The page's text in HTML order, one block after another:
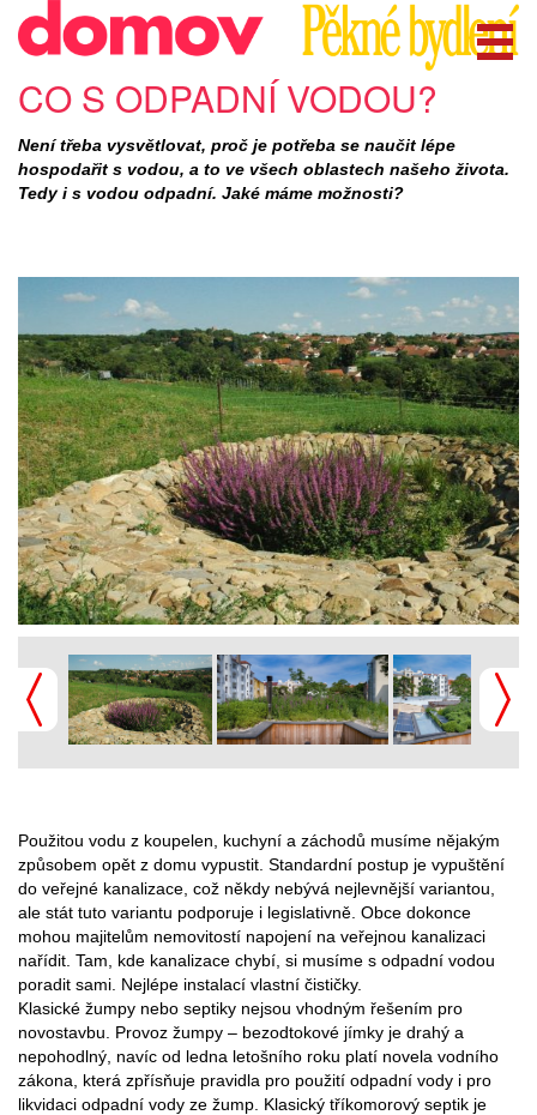
CO S ODPADNÍ VODOU?
Není třeba vysvětlovat, proč je potřeba se naučit lépe
hospodařit s vodou, a to ve všech oblastech našeho života.
Tedy i s vodou odpadní. Jaké máme možnosti?
Použitou vodu z koupelen, kuchyní a záchodů musíme nějakým
způsobem opět z domu vypustit. Standardní postup je vypuštění
do veřejné kanalizace, což někdy nebývá nejlevnější variantou,
ale stát tuto variantu podporuje i legislativně. Obce dokonce
mohou majitelům nemovitostí napojení na veřejnou kanalizaci
nařídit. Tam, kde kanalizace chybí, si musíme s odpadní vodou
poradit sami. Nejlépe instalací vlastní čističky.
Klasické žumpy nebo septiky nejsou vhodným řešením pro
novostavbu. Provoz žumpy – bezodtokové jímky je drahý a
nepohodlný, navíc od ledna letošního roku platí novela vodního
zákona, která zpřísňuje pravidla pro použití odpadní vody i pro
likvidaci odpadní vody ze žump. Klasický tříkomorový septik je